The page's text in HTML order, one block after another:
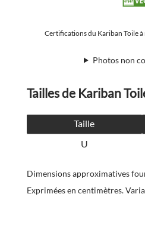
Certifications du Kariban Toile
Photos non
Tailles de Kariban
Taille
U
Dimensions approximatives
Exprimées en centimètres.